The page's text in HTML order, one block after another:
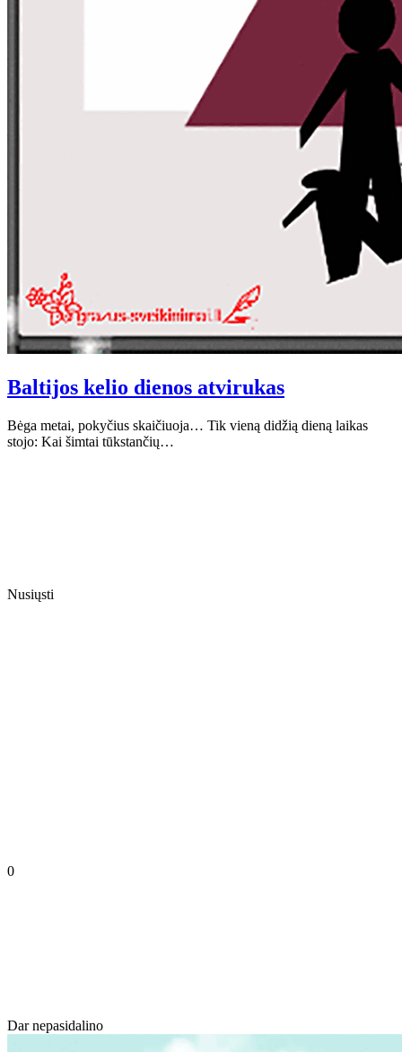
Baltijos kelio dienos atvirukas
Bėga metai, pokyčius skaičiuoja… Tik vieną didžią dieną laikas
stojo: Kai šimtai tūkstančių…
Nusiųsti
0
Dar nepasidalino